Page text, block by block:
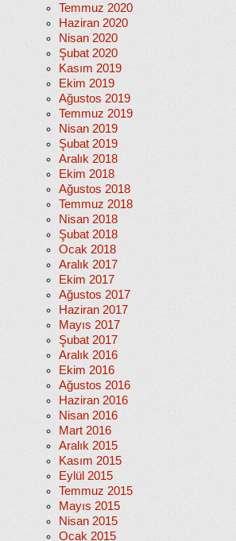
Temmuz 2020
Haziran 2020
Nisan 2020
Şubat 2020
Kasım 2019
Ekim 2019
Ağustos 2019
Temmuz 2019
Nisan 2019
Şubat 2019
Aralık 2018
Ekim 2018
Ağustos 2018
Temmuz 2018
Nisan 2018
Şubat 2018
Ocak 2018
Aralık 2017
Ekim 2017
Ağustos 2017
Haziran 2017
Mayıs 2017
Şubat 2017
Aralık 2016
Ekim 2016
Ağustos 2016
Haziran 2016
Nisan 2016
Mart 2016
Aralık 2015
Kasım 2015
Eylül 2015
Temmuz 2015
Mayıs 2015
Nisan 2015
Ocak 2015